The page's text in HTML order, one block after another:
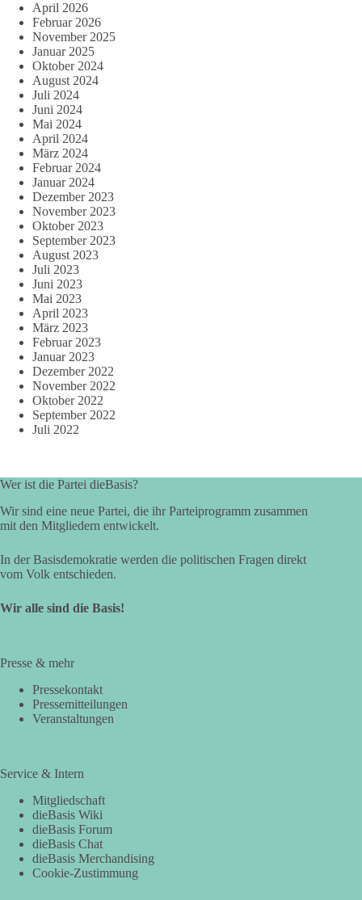
April 2026
Februar 2026
November 2025
Januar 2025
Oktober 2024
August 2024
Juli 2024
Juni 2024
Mai 2024
April 2024
März 2024
Februar 2024
Januar 2024
Dezember 2023
November 2023
Oktober 2023
September 2023
August 2023
Juli 2023
Juni 2023
Mai 2023
April 2023
März 2023
Februar 2023
Januar 2023
Dezember 2022
November 2022
Oktober 2022
September 2022
Juli 2022
Wer ist die Partei dieBasis?
Wir sind eine neue Partei, die ihr Parteiprogramm zusammen
mit den Mitgliedern entwickelt.
In der Basisdemokratie werden die politischen Fragen direkt
vom Volk entschieden.
Wir alle sind die Basis!
Presse & mehr
Pressekontakt
Pressemitteilungen
Veranstaltungen
Service & Intern
Mitgliedschaft
dieBasis Wiki
dieBasis Forum
dieBasis Chat
dieBasis Merchandising
Cookie-Zustimmung